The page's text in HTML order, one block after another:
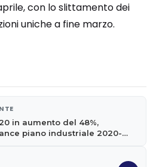
con lo slittamento dei
uniche a fine marzo.
in aumento del 48%,
piano industriale 2020-